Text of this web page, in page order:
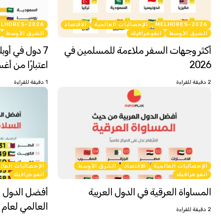
MELHORES-2026 الإحصائيات العالمية
الاقتصاد
الشرق الأوسط
انفوجرافيك
أكثر وجهات السفر ملاءمة للمسلمين في
2026
2 دقيقة للقراءة
2026
الشرق الأوسط
7 دول في
اعتبارًا من
1 دقيقة للقراءة
الإحصائيات العالمية الاقتصاد
الشرق الأوسط
انفوجرافيك
المساواة العرقية في الدول العربية
2 دقيقة للقراءة
الإحصائيات
انفوجرافيك
أفضل الدول
العالمي لعام 2026